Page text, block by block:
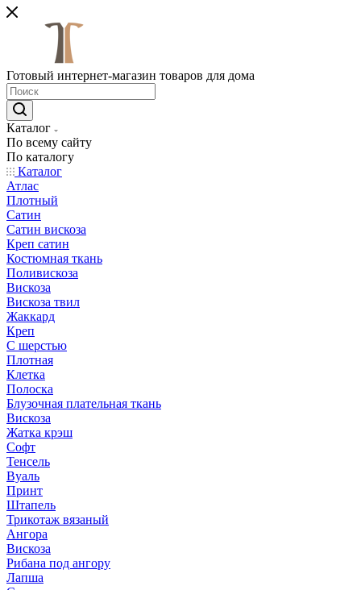
Готовый интернет-магазин товаров для дома
Каталог
По всему сайту
По каталогу
Каталог
Атлас
Плотный
Сатин
Сатин вискоза
Креп сатин
Костюмная ткань
Поливискоза
Вискоза
Вискоза твил
Жаккард
Креп
С шерстью
Плотная
Клетка
Полоска
Блузочная плательная ткань
Вискоза
Жатка крэш
Софт
Тенсель
Вуаль
Принт
Штапель
Трикотаж вязаный
Ангора
Вискоза
Рибана под ангору
Лапша